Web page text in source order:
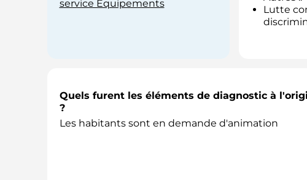
service Equipements
Lutte
Quels furent les éléments de diagnostic à
?
Les habitants sont en demande d'animation